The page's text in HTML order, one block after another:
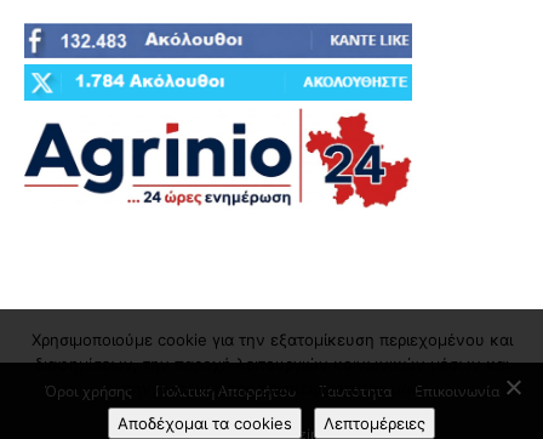
Όροι χρήσης Πολιτική Απορρήτου Ταυτότητα Επικοινωνία
© nicemagazine
Χρησιμοποιούμε cookie για την εξατομίκευση περιεχομένου και
διαφημίσεων, την παροχή λειτουργιών κοινωνικών μέσων και
την ανάλυση της επισκεψιμότητάς μας
Αποδέχομαι τα cookies
Λεπτομέρειες